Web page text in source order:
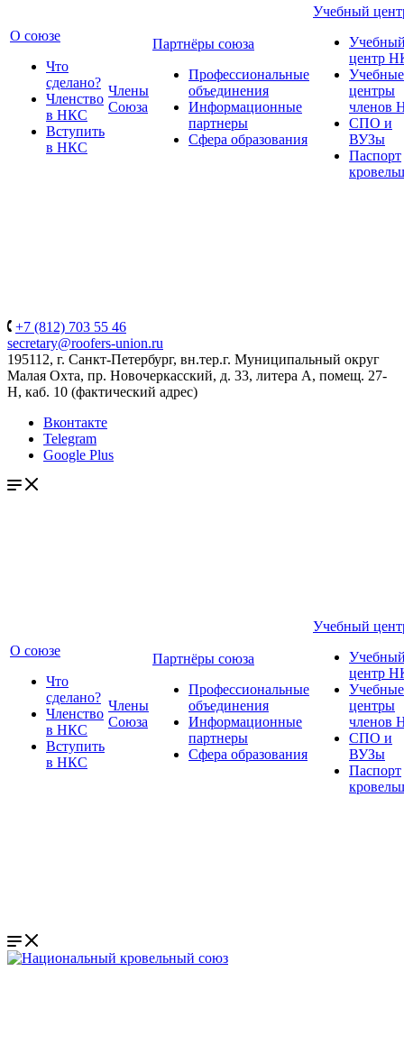
О союзе
Что
сделано?
Членство
в НКС
Вступить
в НКС
Члены
Союза
Партнёры союза
Профессиональные
объединения
Информационные
партнеры
Сфера образования
Учебный
центр
Учебные
центры
членов
СПО и
ВУЗы
Паспорт
+7 (812) 703 55 46
secretary@roofers-union.ru
195112, г. Санкт-Петербург, вн.тер.г. Муниципальный округ
Малая Охта, пр. Новочеркасский, д. 33, литера А, помещ. 27-
Н, каб. 10 (фактический адрес)
Вконтакте
Telegram
Google Plus
О союзе
Что
сделано?
Членство
в НКС
Вступить
в НКС
Члены
Союза
Партнёры союза
Профессиональные
объединения
Информационные
партнеры
Сфера образования
Учебный
центр
Учебные
центры
членов
СПО и
ВУЗы
Паспорт